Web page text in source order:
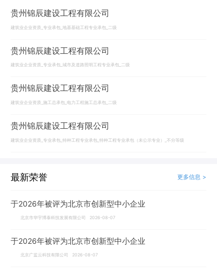
贵州锦辰建设工程有限公司
建筑业企业资质_专业承包_地基基础工程专业承包_二级
贵州锦辰建设工程有限公司
建筑业企业资质_专业承包_城市及道路照明工程专业承包_二级
贵州锦辰建设工程有限公司
建筑业企业资质_施工总承包_电力工程施工总承包_二级
贵州锦辰建设工程有限公司
建筑业企业资质_专业承包_特种工程专业承包_特种工程专业承包（未公示专业）_不分等级
最新荣誉 更多信息 >
于2026年被评为北京市创新型中小企业
北京市华宇博泰科技发展有限公司 2026-08-07
于2026年被评为北京市创新型中小企业
北京广监云科技有限公司 2026-08-07